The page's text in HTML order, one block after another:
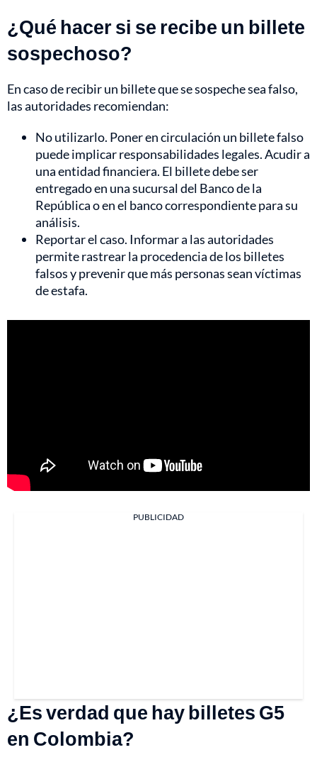
¿Qué hacer si se recibe un billete
sospechoso?
En caso de recibir un billete que se sospeche sea falso,
las autoridades recomiendan:
No utilizarlo. Poner en circulación un billete falso
puede implicar responsabilidades legales. Acudir a
una entidad financiera. El billete debe ser
entregado en una sucursal del Banco de la
República o en el banco correspondiente para su
análisis.
Reportar el caso. Informar a las autoridades
permite rastrear la procedencia de los billetes
falsos y prevenir que más personas sean víctimas
de estafa.
PUBLICIDAD
¿Es verdad que hay billetes G5
en Colombia?